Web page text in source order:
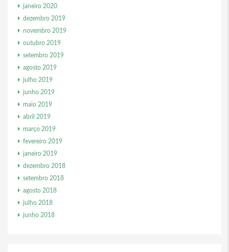
janeiro 2020
dezembro 2019
novembro 2019
outubro 2019
setembro 2019
agosto 2019
julho 2019
junho 2019
maio 2019
abril 2019
março 2019
fevereiro 2019
janeiro 2019
dezembro 2018
setembro 2018
agosto 2018
julho 2018
junho 2018